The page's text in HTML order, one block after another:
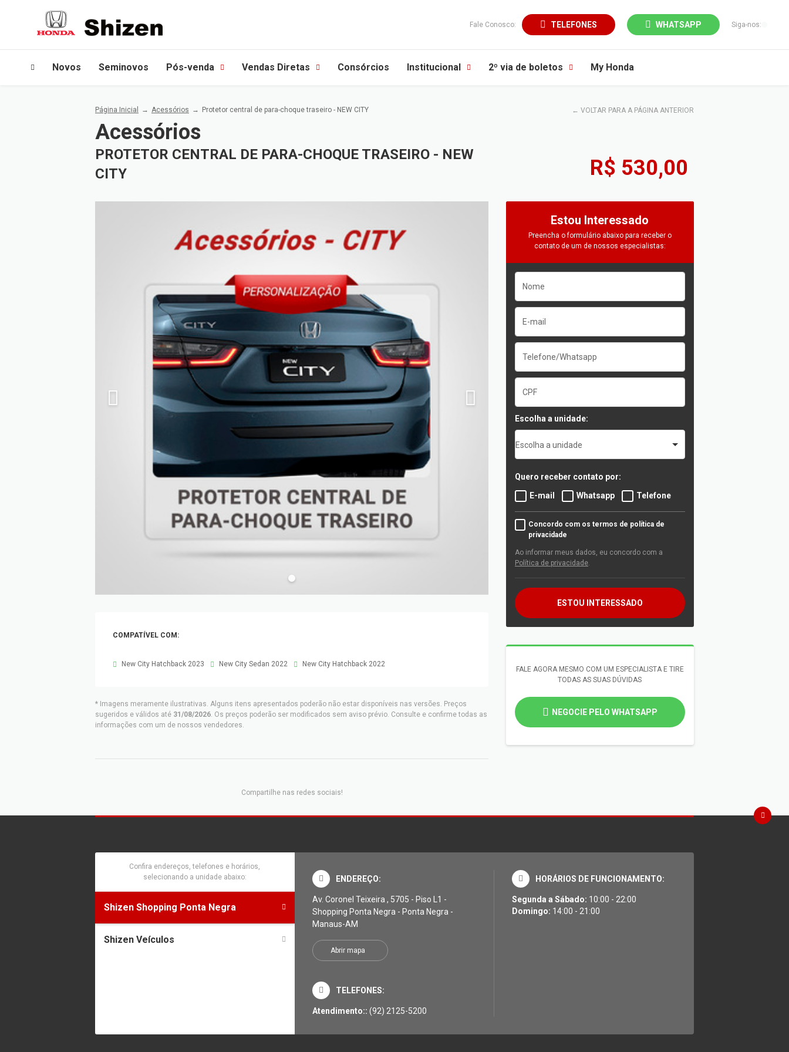
Fale Conosco: TELEFONES WHATSAPP Siga-nos:
Novos Seminovos Pós-venda Vendas Diretas Consórcios Institucional 2º via de boletos My Honda
Página Inicial Acessórios Protetor central de para-choque traseiro - NEW CITY ← VOLTAR PARA A PÁGINA ANTERIOR
Acessórios
PROTETOR CENTRAL DE PARA-CHOQUE TRASEIRO - NEW
CITY
R$ 530,00
COMPATÍVEL COM:
New City Hatchback 2023 New City Sedan 2022 New City Hatchback 2022
* Imagens meramente ilustrativas. Alguns itens apresentados poderão não estar disponíveis nas versões. Preços
sugeridos e válidos até 31/08/2026. Os preços poderão ser modificados sem aviso prévio. Consulte e confirme todas as
informações com um de nossos vendedores.
Compartilhe nas redes sociais!
Estou Interessado
Preencha o formulário abaixo para receber o
contato de um de nossos especialistas:
Escolha a unidade:
Escolha a unidade
Quero receber contato por:
E-mail
Whatsapp Telefone
Concordo com os termos de política de
privacidade
Ao informar meus dados, eu concordo com a
Política de privacidade.
ESTOU INTERESSADO
FALE AGORA MESMO COM UM ESPECIALISTA E TIRE
TODAS AS SUAS DÚVIDAS
NEGOCIE PELO WHATSAPP
Confira endereços, telefones e horários,
selecionando a unidade abaixo:
Shizen Shopping Ponta Negra
Shizen Veículos
ENDEREÇO:
Av. Coronel Teixeira , 5705 - Piso L1 -
Shopping Ponta Negra - Ponta Negra -
Manaus-AM
Abrir mapa
TELEFONES:
Atendimento:: (92) 2125-5200
HORÁRIOS DE FUNCIONAMENTO:
Segunda a Sábado: 10:00 - 22:00
Domingo: 14:00 - 21:00